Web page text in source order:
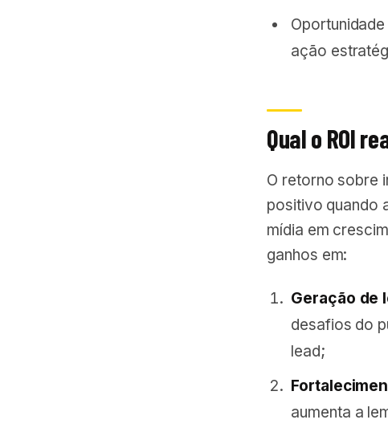
ação
Qual o ROI
O retorno sobre
positivo quando
mídia em
ganhos em:
Geração de
desafios do
lead;
aumenta a